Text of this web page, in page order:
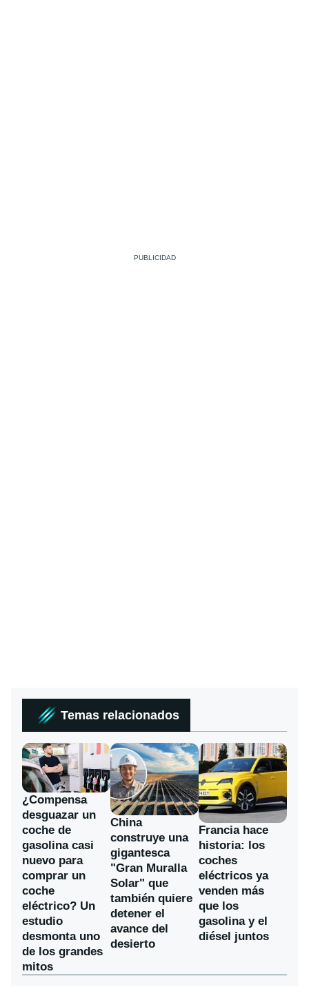
Temas relacionados
¿Compensa
desguazar un
coche de
gasolina casi
nuevo para
comprar un
coche
eléctrico? Un
estudio
desmonta uno
de los grandes
mitos
China
construye una
gigantesca
"Gran Muralla
Solar" que
también quiere
detener el
avance del
desierto
Francia hace
historia: los
coches
eléctricos ya
venden más
que los
gasolina y el
diésel juntos